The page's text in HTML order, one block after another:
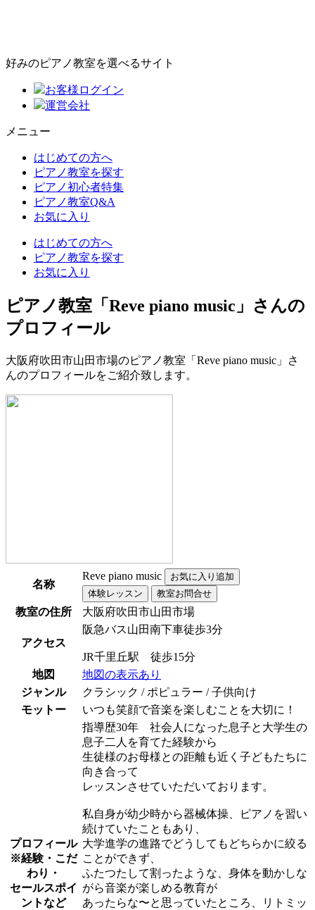
好みのピアノ教室を選べるサイト
お客様ログイン
運営会社
メニュー
はじめての方へ
ピアノ教室を探す
ピアノ初心者特集
ピアノ教室Q&A
お気に入り
はじめての方へ
ピアノ教室を探す
お気に入り
ピアノ教室「Reve piano music」さんの
プロフィール
大阪府吹田市山田市場のピアノ教室「Reve piano music」さ
んのプロフィールをご紹介致します。
名称
Reve piano music
教室の住所 大阪府吹田市山田市場
アクセス
阪急バス山田南下車徒歩3分
JR千里丘駅 徒歩15分
地図
地図の表示あり
ジャンル
クラシック / ポピュラー / 子供向け
モットー
いつも笑顔で音楽を楽しむことを大切に！
プロフィール
※経験・こだ
わり・
セールスポイ
ントなど
指導歴30年 社会人になった息子と大学生の
息子二人を育てた経験から
生徒様のお母様との距離も近く子どもたちに
向き合って
レッスンさせていただいております。
私自身が幼少時から器械体操、ピアノを習い
続けていたこともあり、
大学進学の進路でどうしてもどちらかに絞る
ことができず、
ふたつたして割ったような、身体を動かしな
がら音楽が楽しめる教育が
あったらな〜と思っていたところ、リトミッ